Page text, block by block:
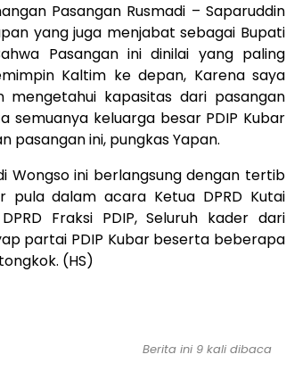
Pasangan Rusmadi – Saparuddin
yang juga menjabat sebagai Bupati
Pasangan ini dinilai yang paling
Kaltim ke depan, Karena saya
mengetahui kapasitas dari pasangan
semuanya keluarga besar PDIP Kubar
pasangan ini, pungkas Yapan.
ini berlangsung dengan tertib
pula dalam acara Ketua DPRD Kutai
Fraksi PDIP, Seluruh kader dari
partai PDIP Kubar beserta beberapa
(HS)
Berita ini 9 kali dibaca